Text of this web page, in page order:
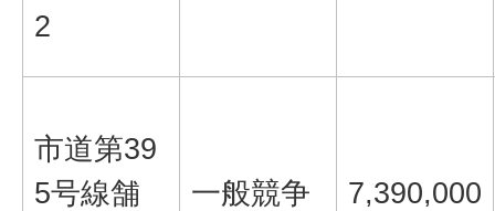
2
市道第39
5号線舗
一般競争
7,390,000